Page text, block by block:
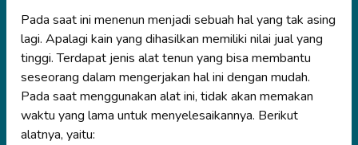
Pada saat ini menenun menjadi sebuah hal yang tak asing
lagi. Apalagi kain yang dihasilkan memiliki nilai jual yang
tinggi. Terdapat jenis alat tenun yang bisa membantu
seseorang dalam mengerjakan hal ini dengan mudah.
Pada saat menggunakan alat ini, tidak akan memakan
waktu yang lama untuk menyelesaikannya. Berikut
alatnya, yaitu: